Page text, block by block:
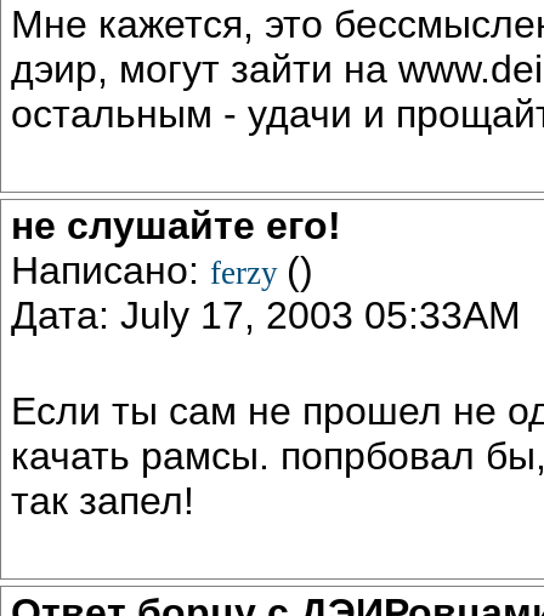
Мне кажется, это
дэир, могут зайти на
остальным - удачи и
не слушайте его!
Написано: ferzy ()
Дата: July 17, 2003 05:33AM
Если ты сам не прошел не
качать рамсы. попрбовал
так запел!